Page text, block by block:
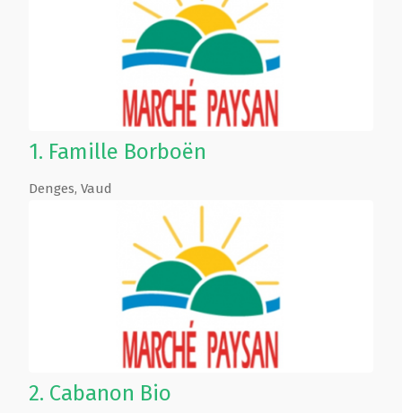
1. Famille Borboën
Denges, Vaud
2. Cabanon Bio